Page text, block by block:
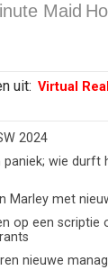
Maid
uit: Virtual
2024
paniek; wie durft
Marley met
op een scriptie
nieuwe